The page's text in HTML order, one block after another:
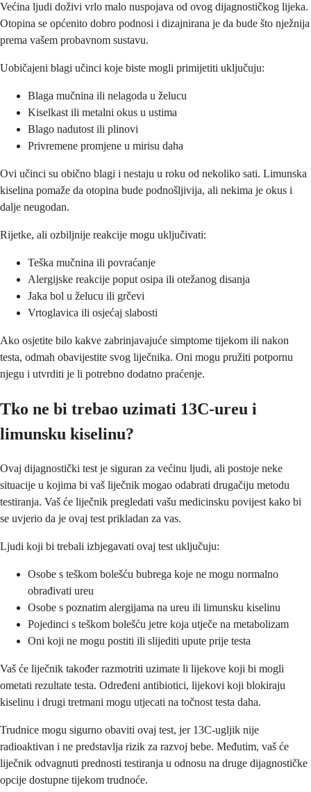
Većina ljudi doživi vrlo malo nuspojava od ovog dijagnostičkog lijeka.
Otopina se općenito dobro podnosi i dizajnirana je da bude što nježnija
prema vašem probavnom sustavu.
Uobičajeni blagi učinci koje biste mogli primijetiti uključuju:
Blaga mučnina ili nelagoda u želucu
Kiselkast ili metalni okus u ustima
Blago nadutost ili plinovi
Privremene promjene u mirisu daha
Ovi učinci su obično blagi i nestaju u roku od nekoliko sati. Limunska
kiselina pomaže da otopina bude podnošljivija, ali nekima je okus i
dalje neugodan.
Rijetke, ali ozbiljnije reakcije mogu uključivati:
Teška mučnina ili povraćanje
Alergijske reakcije poput osipa ili otežanog disanja
Jaka bol u želucu ili grčevi
Vrtoglavica ili osjećaj slabosti
Ako osjetite bilo kakve zabrinjavajuće simptome tijekom ili nakon
testa, odmah obavijestite svog liječnika. Oni mogu pružiti potpornu
njegu i utvrditi je li potrebno dodatno praćenje.
Tko ne bi trebao uzimati 13C-ureu i
limunsku kiselinu?
Ovaj dijagnostički test je siguran za većinu ljudi, ali postoje neke
situacije u kojima bi vaš liječnik mogao odabrati drugačiju metodu
testiranja. Vaš će liječnik pregledati vašu medicinsku povijest kako bi
se uvjerio da je ovaj test prikladan za vas.
Ljudi koji bi trebali izbjegavati ovaj test uključuju:
Osobe s teškom bolešću bubrega koje ne mogu normalno
obrađivati ureu
Osobe s poznatim alergijama na ureu ili limunsku kiselinu
Pojedinci s teškom bolešću jetre koja utječe na metabolizam
Oni koji ne mogu postiti ili slijediti upute prije testa
Vaš će liječnik također razmotriti uzimate li lijekove koji bi mogli
ometati rezultate testa. Određeni antibiotici, lijekovi koji blokiraju
kiselinu i drugi tretmani mogu utjecati na točnost testa daha.
Trudnice mogu sigurno obaviti ovaj test, jer 13C-ugljik nije
radioaktivan i ne predstavlja rizik za razvoj bebe. Međutim, vaš će
liječnik odvagnuti prednosti testiranja u odnosu na druge dijagnostičke
opcije dostupne tijekom trudnoće.